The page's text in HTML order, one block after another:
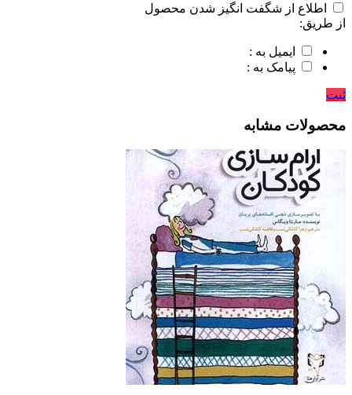
اطلاع از شگفت انگیز شدن محصول
از طریق:
ایمیل به :
پیامک به :
ثبت
محصولات مشابه